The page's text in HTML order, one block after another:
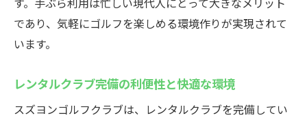
であり、気軽にゴルフを楽しめる環境作りが実現されて
います。
レンタルクラブ完備の利便性と快適な環境
スズヨンゴルフクラブは、レンタルクラブを完備してい